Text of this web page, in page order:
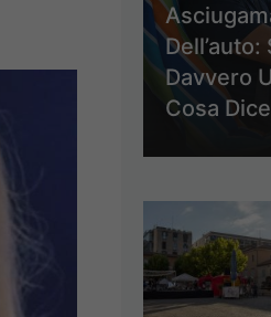
Dell’auto:
Davvero
Cosa